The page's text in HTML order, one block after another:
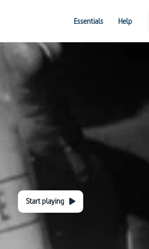
Essentials Help
Start playing